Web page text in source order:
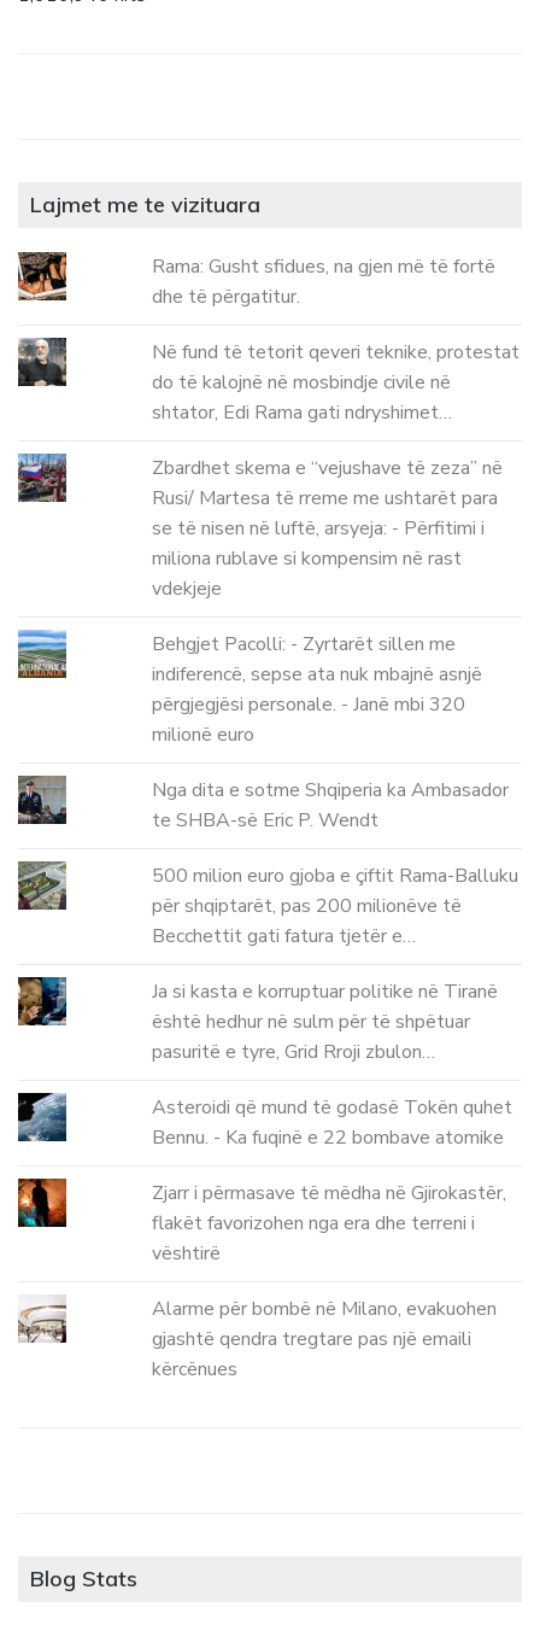
Lajmet me te vizituara
Rama: Gusht sfidues, na gjen më të fortë
dhe të përgatitur.
Në fund të tetorit qeveri teknike, protestat
do të kalojnë në mosbindje civile në
shtator, Edi Rama gati ndryshimet…
Zbardhet skema e “vejushave të zeza” në
Rusi/ Martesa të rreme me ushtarët para
se të nisen në luftë, arsyeja: - Përfitimi i
miliona rublave si kompensim në rast
vdekjeje
Behgjet Pacolli: - Zyrtarët sillen me
indiferencë, sepse ata nuk mbajnë asnjë
përgjegjësi personale. - Janë mbi 320
milionë euro
Nga dita e sotme Shqiperia ka Ambasador
te SHBA-së Eric P. Wendt
500 milion euro gjoba e çiftit Rama-Balluku
për shqiptarët, pas 200 milionëve të
Becchettit gati fatura tjetër e…
Ja si kasta e korruptuar politike në Tiranë
është hedhur në sulm për të shpëtuar
pasuritë e tyre, Grid Rroji zbulon…
Asteroidi që mund të godasë Tokën quhet
Bennu. - Ka fuqinë e 22 bombave atomike
Zjarr i përmasave të mëdha në Gjirokastër,
flakët favorizohen nga era dhe terreni i
vështirë
Alarme për bombë në Milano, evakuohen
gjashtë qendra tregtare pas një emaili
kërcënues
Blog Stats